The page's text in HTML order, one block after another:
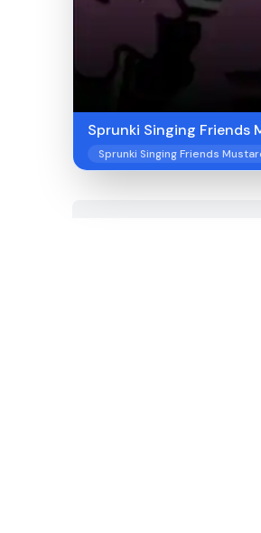
Sprunki Singing Friends
Sprunki Singing Friends